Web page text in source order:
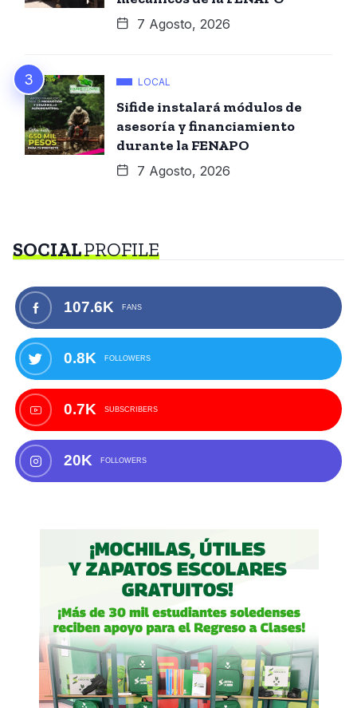
7 Agosto, 2026
LOCAL
Sifide instalará módulos de
asesoría y financiamiento
durante la FENAPO
7 Agosto, 2026
SOCIALPROFILE
107.6K FANS
0.8K FOLLOWERS
0.7K SUBSCRIBERS
20K FOLLOWERS